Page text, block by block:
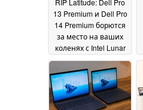
13 Premium и Dell Pro
14 Premium борются
за место на ваших
коленях с Intel Lunar
Lake и тандемными
OLED-опциями07
January 2025